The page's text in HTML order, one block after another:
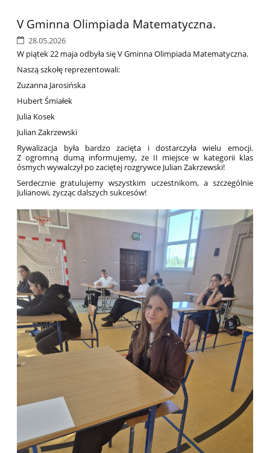
V Gminna Olimpiada Matematyczna.
28.05.2026
W piątek 22 maja odbyła się V Gminna Olimpiada Matematyczna.
Naszą szkołę reprezentowali:
Zuzanna Jarosińska
Hubert Śmiałek
Julia Kosek
Julian Zakrzewski
Rywalizacja była bardzo zacięta i dostarczyła wielu emocji.
Z ogromną dumą informujemy, że II miejsce w kategorii klas
ósmych wywalczył po zaciętej rozgrywce Julian Zakrzewski!
Serdecznie gratulujemy wszystkim uczestnikom, a szczególnie
Julianowi, życząc dalszych sukcesów!